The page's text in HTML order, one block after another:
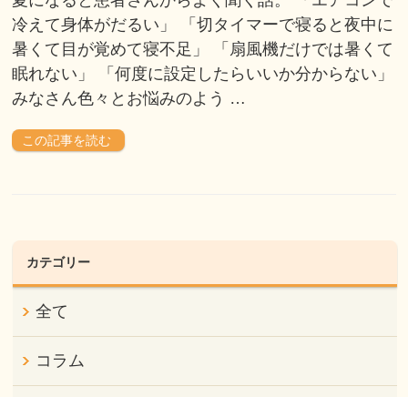
冷えて身体がだるい」 「切タイマーで寝ると夜中に
暑くて目が覚めて寝不足」 「扇風機だけでは暑くて
眠れない」 「何度に設定したらいいか分からない」
みなさん色々とお悩みのよう …
この記事を読む
カテゴリー
全て
コラム